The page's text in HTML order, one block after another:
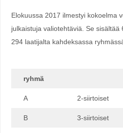
Elokuussa 2017 ilmestyi kokoelma
julkaistuja valiotehtäviä. Se sisältää
294 laatijalta kahdeksassa
ryhmä
A 2-siirtoiset
B 3-siirtoiset